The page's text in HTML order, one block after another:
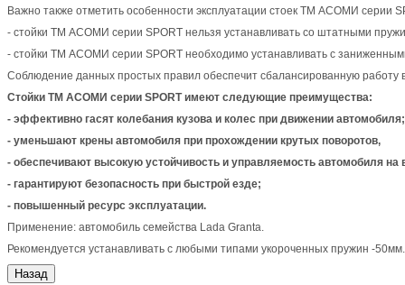
Важно также отметить особенности эксплуатации стоек ТМ АСОМИ серии
- стойки ТМ АСОМИ серии SPORT нельзя устанавливать со штатными
- стойки ТМ АСОМИ серии SPORT необходимо устанавливать с
Соблюдение данных простых правил обеспечит сбалансированную работу
Стойки ТМ АСОМИ серии SPORT имеют следующие преимущества:
- эффективно гасят колебания кузова и колес при движении автомобиля;
- уменьшают крены автомобиля при прохождении крутых поворотов,
- обеспечивают высокую устойчивость и управляемость автомобиля на
- гарантируют безопасность при быстрой езде;
- повышенный ресурс эксплуатации.
Применение: автомобиль семейства Lada Granta.
Рекомендуется устанавливать с любыми типами укороченных пружин -50мм.